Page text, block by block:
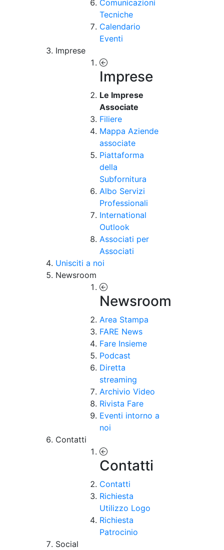
Comunicazioni
Tecniche
Calendario
Eventi
Imprese
Imprese
Le Imprese
Associate
Filiere
Mappa Aziende
associate
Piattaforma
della
Subfornitura
Albo Servizi
Professionali
International
Outlook
Associati per
Associati
Unisciti a noi
Newsroom
Newsroom
Area Stampa
FARE News
Fare Insieme
Podcast
Diretta
streaming
Archivio Video
Rivista Fare
Eventi intorno a
noi
Contatti
Contatti
Contatti
Richiesta
Utilizzo Logo
Richiesta
Patrocinio
Social